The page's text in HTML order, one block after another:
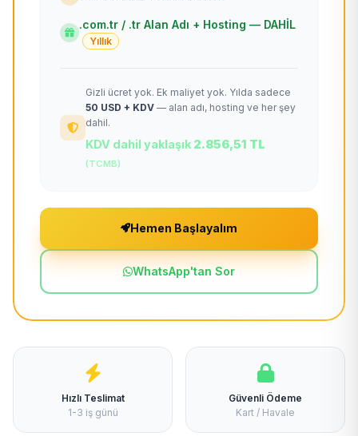
.com.tr / .tr Alan Adı + Hosting — DAHİL
Yıllık
Gizli ücret yok. Ek maliyet yok. Yılda sadece
50 USD + KDV — alan adı, hosting ve her şey
dahil.
KDV dahil yaklaşık 2.856,51 TL
(TCMB)
Hemen Başlayalım
WhatsApp'tan Sor
Hızlı Teslimat
1-3 iş günü
Güvenli Ödeme
Kart / Havale